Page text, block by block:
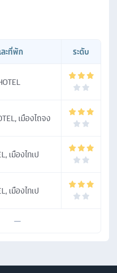
ะที่พัก ระดับ
เมืองไถจง
เมืองไทเป
เมืองไทเป
—